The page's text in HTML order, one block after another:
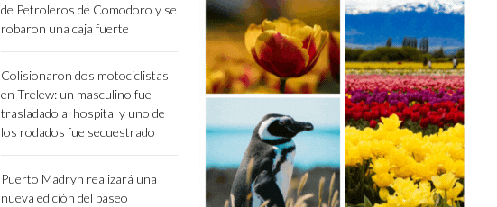
de Petroleros de Comodoro y se
robaron una caja fuerte
Colisionaron dos motociclistas
en Trelew: un masculino fue
trasladado al hospital y uno de
los rodados fue secuestrado
Puerto Madryn realizará una
nueva edición del paseo